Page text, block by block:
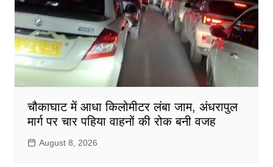
चौकाघाट में आधा किलोमीटर लंबा जाम, अंधरापुल
मार्ग पर चार पहिया वाहनों की रोक बनी वजह
August 8, 2026